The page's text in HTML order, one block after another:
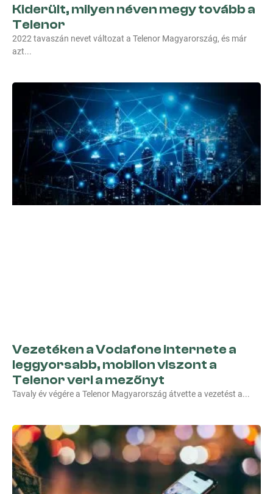
Kiderült, milyen néven megy tovább a
Telenor
2022 tavaszán nevet változat a Telenor Magyarország, és már
azt
Vezetéken a Vodafone internete a
leggyorsabb, mobilon viszont a
Telenor veri a mezőnyt
Tavaly év végére a Telenor Magyarország átvette a vezetést a